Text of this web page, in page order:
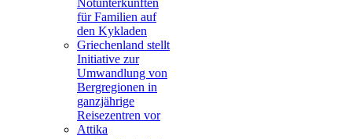
Notunterkünften
für Familien auf
den Kykladen
Griechenland stellt
Initiative zur
Umwandlung von
Bergregionen in
ganzjährige
Reisezentren vor
Attika